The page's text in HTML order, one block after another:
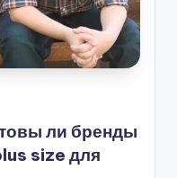
ли бренды
size для